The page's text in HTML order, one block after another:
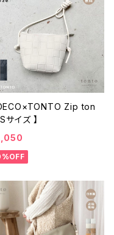
DECO×TONTO Zip ton
to Sサイズ 】